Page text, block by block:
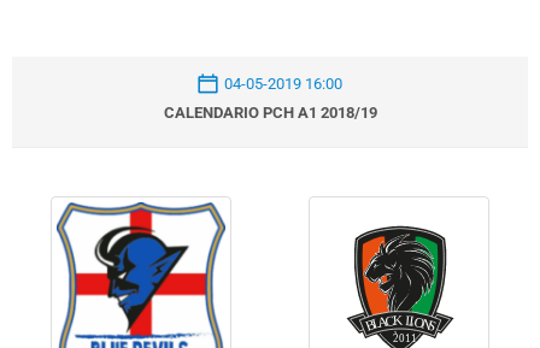
04-05-2019 16:00
CALENDARIO PCH A1 2018/19